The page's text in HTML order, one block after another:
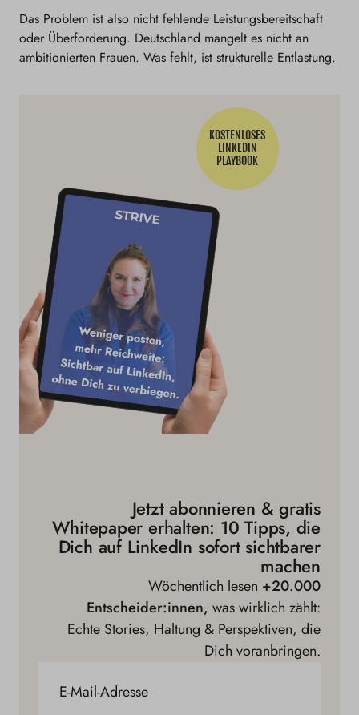
Das Problem ist also nicht fehlende Leistungsbereitschaft
oder Überforderung. Deutschland mangelt es nicht an
ambitionierten Frauen. Was fehlt, ist strukturelle Entlastung.
KOSTENLOSES
LINKEDIN
PLAYBOOK
Jetzt abonnieren & gratis
Whitepaper erhalten: 10 Tipps, die
Dich auf LinkedIn sofort sichtbarer
machen
Wöchentlich lesen +20.000
Entscheider:innen, was wirklich zählt:
Echte Stories, Haltung & Perspektiven, die
Dich voranbringen.
E-Mail-Adresse